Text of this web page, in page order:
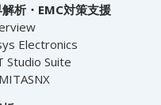
析・EMC対策支援
Electronics
Studio Suite